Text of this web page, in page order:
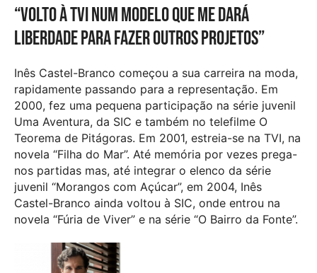
“Volto à TVI num modelo que me dará
liberdade para fazer outros projetos”
Inês Castel-Branco começou a sua carreira na moda,
rapidamente passando para a representação. Em
2000, fez uma pequena participação na série juvenil
Uma Aventura, da SIC e também no telefilme O
Teorema de Pitágoras. Em 2001, estreia-se na TVI, na
novela “Filha do Mar”. Até memória por vezes prega-
nos partidas mas, até integrar o elenco da série
juvenil “Morangos com Açúcar”, em 2004, Inês
Castel-Branco ainda voltou à SIC, onde entrou na
novela “Fúria de Viver” e na série “O Bairro da Fonte”.